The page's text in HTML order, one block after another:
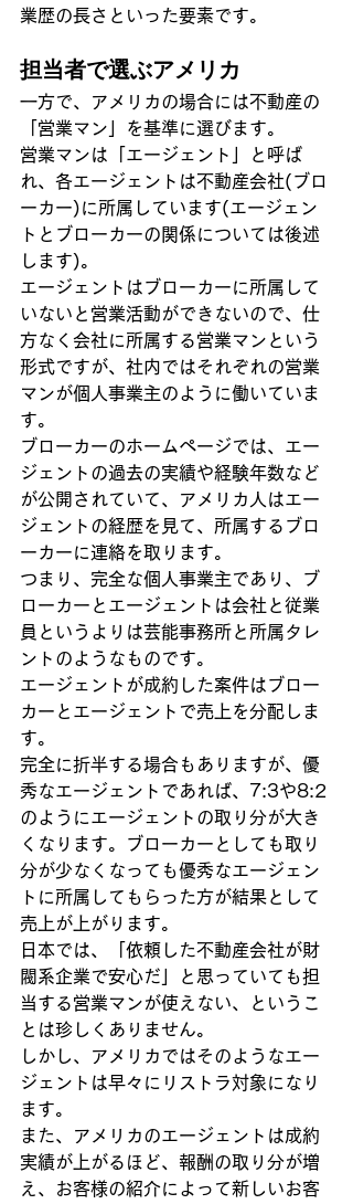
業歴の長さといった要素です。
担当者で選ぶアメリカ
一方で、アメリカの場合には不動産の
「営業マン」を基準に選びます。
営業マンは「エージェント」と呼ば
れ、各エージェントは不動産会社(ブロ
ーカー)に所属しています(エージェン
トとブローカーの関係については後述
します)。
エージェントはブローカーに所属して
いないと営業活動ができないので、仕
方なく会社に所属する営業マンという
形式ですが、社内ではそれぞれの営業
マンが個人事業主のように働いていま
す。
ブローカーのホームページでは、エー
ジェントの過去の実績や経験年数など
が公開されていて、アメリカ人はエー
ジェントの経歴を見て、所属するブロ
ーカーに連絡を取ります。
つまり、完全な個人事業主であり、ブ
ローカーとエージェントは会社と従業
員というよりは芸能事務所と所属タレ
ントのようなものです。
エージェントが成約した案件はブロー
カーとエージェントで売上を分配しま
す。
完全に折半する場合もありますが、優
秀なエージェントであれば、7:3や8:2
のようにエージェントの取り分が大き
くなります。ブローカーとしても取り
分が少なくなっても優秀なエージェン
トに所属してもらった方が結果として
売上が上がります。
日本では、「依頼した不動産会社が財
閥系企業で安心だ」と思っていても担
当する営業マンが使えない、というこ
とは珍しくありません。
しかし、アメリカではそのようなエー
ジェントは早々にリストラ対象になり
ます。
また、アメリカのエージェントは成約
実績が上がるほど、報酬の取り分が増
え、お客様の紹介によって新しいお客